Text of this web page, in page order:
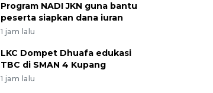
Program NADI JKN guna bantu
peserta siapkan dana iuran
1 jam lalu
LKC Dompet Dhuafa edukasi
TBC di SMAN 4 Kupang
1 jam lalu